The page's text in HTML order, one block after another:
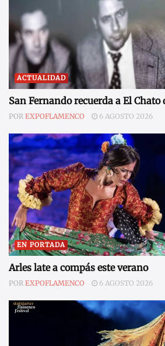
ACTUALIDAD
San Fernando recuerda a El Chato
POR EXPOFLAMENCO 6 AGOSTO 2026
EN PORTADA
Arles late a compás este verano
POR EXPOFLAMENCO 6 AGOSTO 2026